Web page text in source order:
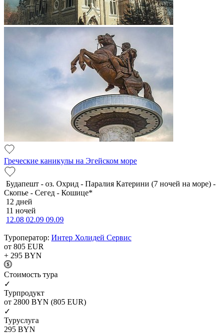
Греческие каникулы на Эгейском море
Будапешт - оз. Охрид - Паралия Катерини (7 ночей на море) -
Скопье - Сегед - Кошице*
12 дней
11 ночей
12.08 02.09 09.09
Туроператор: Интер Холидей Сервис
от 805 EUR
+ 295 BYN
Cтоимость тура
✓
Турпродукт
от 2800 BYN (805 EUR)
✓
Туруслуга
295 BYN